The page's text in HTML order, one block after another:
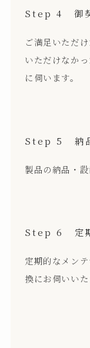
Step 4 御
ご満足いただ
いただけなか
に伺います。
Step 5 納
製品の納品・
Step 6 定期
定期的なメン
換にお伺いいた